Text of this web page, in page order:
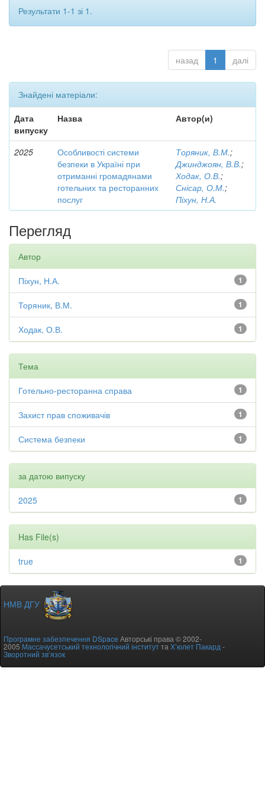
Результати 1-1 зі 1.
назад 1 далі
Знайдені матеріали:
Дата
випуску
Назва Автор(и)
2025
Особливості системи
безпеки в Україні при
отриманні громадянами
готельних та ресторанних
послуг
Торяник, В.М.;
Джинджоян, В.В.;
Ходак, О.В.;
Снісар, О.М.;
Піхун, Н.А.
Перегляд
Автор
1
Піхун, Н.А.
1
Торяник, В.М.
1
Ходак, О.В.
Тема
1
Готельно-ресторанна справа
1
Захист прав споживачів
1
Система безпеки
за датою випуску
1
2025
Has File(s)
1
true
НМВ ДГУ
Програмне забезпечення DSpace Авторські права © 2002-
2005Массачусетський технологічний інститутта Х’юлет Пакард -
Зворотний зв’язок